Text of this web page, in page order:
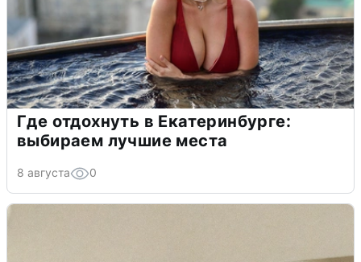
Где отдохнуть в Екатеринбурге:
выбираем лучшие места
8 августа 0